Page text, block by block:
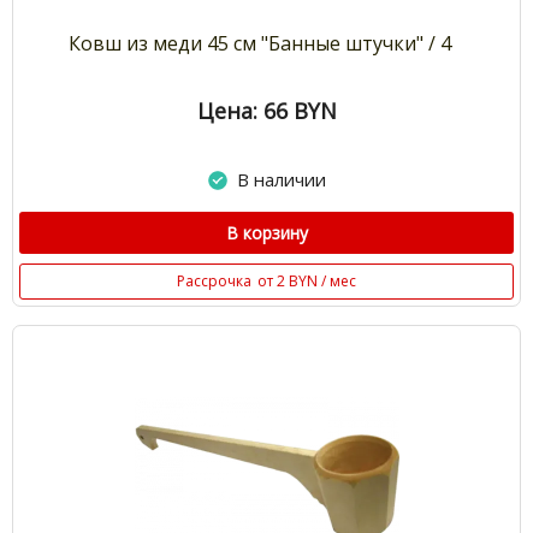
Ковш из меди 45 см "Банные штучки" / 4
Цена: 66 BYN
В наличии
В корзину
Рассрочка от 2 BYN / мес